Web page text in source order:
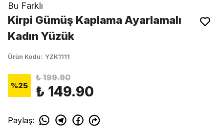
Bu Farklı
Kirpi Gümüş Kaplama Ayarlamalı
Kadın Yüzük
Ürün Kodu: YZK1111
%25
₺ 199.90
₺ 149.90
Paylaş: